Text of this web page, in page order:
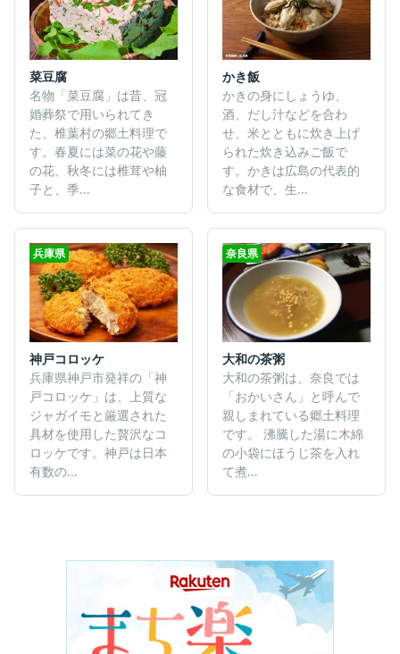
菜豆腐
名物「菜豆腐」は昔、冠
婚葬祭で用いられてき
た、椎葉村の郷土料理で
す。春夏には菜の花や藤
の花、秋冬には椎茸や柚
子と、季...
かき飯
かきの身にしょうゆ、
酒、だし汁などを合わ
せ、米とともに炊き上げ
られた炊き込みご飯で
す。かきは広島の代表的
な食材で、生...
兵庫県
神戸コロッケ
兵庫県神戸市発祥の「神
戸コロッケ」は、上質な
ジャガイモと厳選された
具材を使用した贅沢なコ
ロッケです。神戸は日本
有数の...
奈良県
大和の茶粥
大和の茶粥は、奈良では
「おかいさん」と呼んで
親しまれている郷土料理
です。 沸騰した湯に木綿
の小袋にほうじ茶を入れ
て煮...